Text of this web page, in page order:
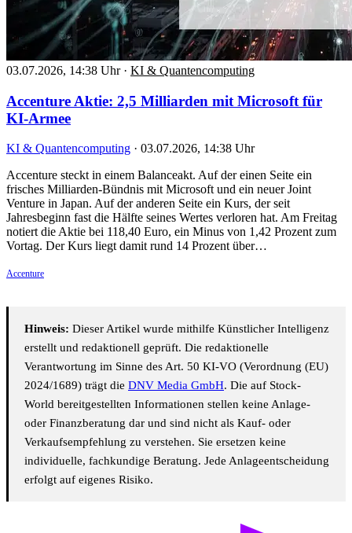
03.07.2026, 14:38 Uhr · KI & Quantencomputing
Accenture Aktie: 2,5 Milliarden mit Microsoft für
KI-Armee
KI & Quantencomputing · 03.07.2026, 14:38 Uhr
Accenture steckt in einem Balanceakt. Auf der einen Seite ein
frisches Milliarden-Bündnis mit Microsoft und ein neuer Joint
Venture in Japan. Auf der anderen Seite ein Kurs, der seit
Jahresbeginn fast die Hälfte seines Wertes verloren hat. Am Freitag
notiert die Aktie bei 118,40 Euro, ein Minus von 1,42 Prozent zum
Vortag. Der Kurs liegt damit rund 14 Prozent über…
Accenture
Hinweis: Dieser Artikel wurde mithilfe Künstlicher Intelligenz
erstellt und redaktionell geprüft. Die redaktionelle
Verantwortung im Sinne des Art. 50 KI-VO (Verordnung (EU)
2024/1689) trägt die DNV Media GmbH. Die auf Stock-
World bereitgestellten Informationen stellen keine Anlage-
oder Finanzberatung dar und sind nicht als Kauf- oder
Verkaufsempfehlung zu verstehen. Sie ersetzen keine
individuelle, fachkundige Beratung. Jede Anlageentscheidung
erfolgt auf eigenes Risiko.